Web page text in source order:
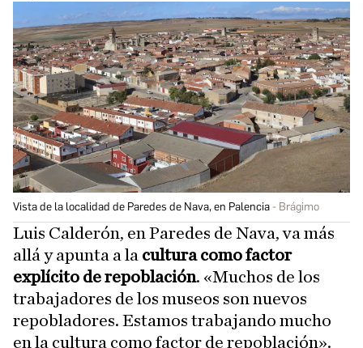
Vista de la localidad de Paredes de Nava, en Palencia Brágimo
Luis Calderón, en Paredes de Nava, va más
allá y apunta a la cultura como factor
explícito de repoblación. «Muchos de los
trabajadores de los museos son nuevos
repobladores. Estamos trabajando mucho
en la cultura como factor de repoblación».